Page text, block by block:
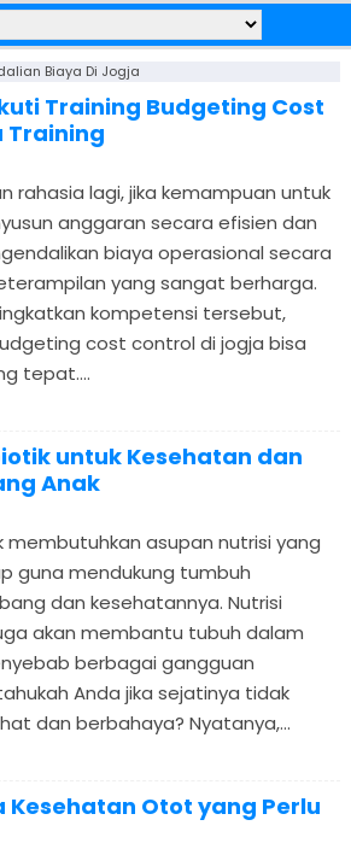
Biaya Di Jogja
Training Budgeting Cost
Training
rahasia lagi, jika kemampuan untuk
anggaran secara efisien dan
biaya operasional secara
yang sangat berharga.
kompetensi tersebut,
cost control di jogja bisa
tepat....
untuk Kesehatan dan
Anak
membutuhkan asupan nutrisi yang
guna mendukung tumbuh
dan kesehatannya. Nutrisi
akan membantu tubuh dalam
berbagai gangguan
Anda jika sejatinya tidak
dan berbahaya? Nyatanya,...
Kesehatan Otot yang Perlu